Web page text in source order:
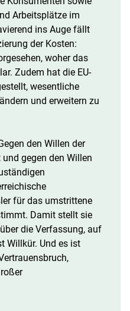
Arbeitsplätze im
ins Auge fällt
der Kosten:
woher das
Zudem hat die EU-
wesentliche
und erweitern zu
den Willen der
gegen den Willen
für das umstrittene
Damit stellt sie
die Verfassung, auf
Willkür. Und es ist